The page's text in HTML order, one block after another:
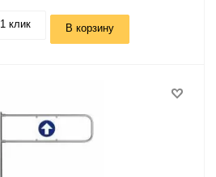
клик В корзину